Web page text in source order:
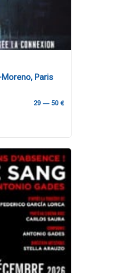
Paris
29 — 50 €